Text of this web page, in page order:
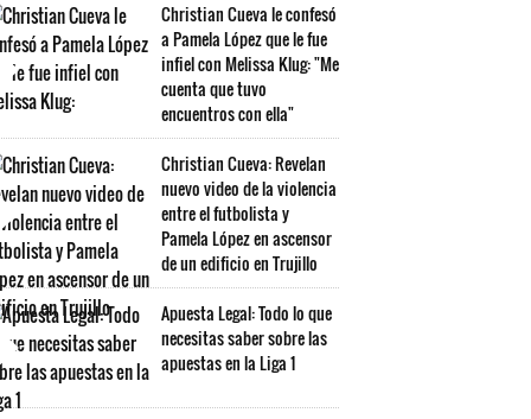
Christian Cueva le confesó
a Pamela López que le fue
infiel con Melissa Klug: "Me
cuenta que tuvo
encuentros con ella"
Christian Cueva: Revelan
nuevo video de la violencia
entre el futbolista y
Pamela López en ascensor
de un edificio en Trujillo
Apuesta Legal: Todo lo que
necesitas saber sobre las
apuestas en la Liga 1